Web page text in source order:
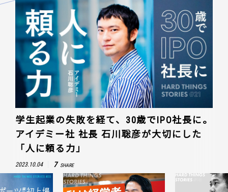
学生起業の失敗を経て、30歳でIPO社長に。
アイデミー社 社長 石川聡彦が大切にした
「人に頼る力」
2023.10.04 7 SHARE